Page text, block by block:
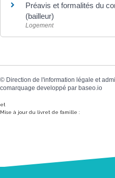
Préavis et formalités du
(bailleur)
Logement
© Direction de l'information légale et
comarquage developpé par baseo.io
et
Mise à jour du livret de famille :